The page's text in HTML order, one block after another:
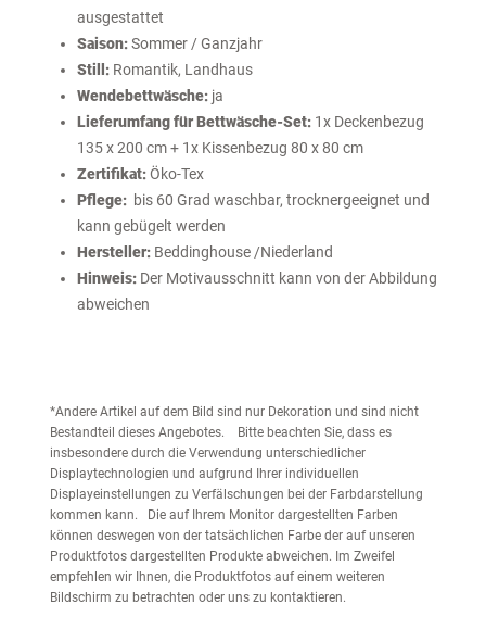
ausgestattet
Saison:Sommer / Ganzjahr
Still: Romantik, Landhaus
Wendebettwäsche: ja
Lieferumfang für Bettwäsche-Set: 1x Deckenbezug
135 x 200 cm + 1x Kissenbezug 80 x 80 cm
Zertifikat:Öko-Tex
Pflege: bis 60 Grad waschbar, trocknergeeignet und
kann gebügelt werden
Hersteller: Beddinghouse /Niederland
Hinweis: Der Motivausschnitt kann von der Abbildung
abweichen
*Andere Artikel auf dem Bild sind nur Dekoration und sind nicht
Bestandteil dieses Angebotes. Bitte beachten Sie, dass es
insbesondere durch die Verwendung unterschiedlicher
Displaytechnologien und aufgrund Ihrer individuellen
Displayeinstellungen zu Verfälschungen bei der Farbdarstellung
kommen kann. Die auf Ihrem Monitor dargestellten Farben
können deswegen von der tatsächlichen Farbe der auf unseren
Produktfotos dargestellten Produkte abweichen. Im Zweifel
empfehlen wir Ihnen, die Produktfotos auf einem weiteren
Bildschirm zu betrachten oder uns zu kontaktieren.